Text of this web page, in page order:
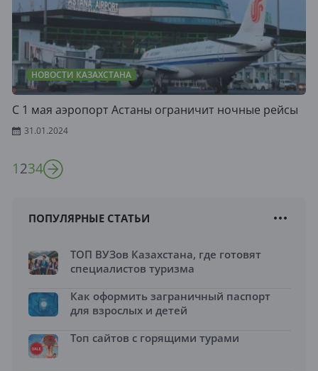
НОВОСТИ КАЗАХСТАНА
С 1 мая аэропорт Астаны ограничит ночные рейсы
31.01.2024
1234
ПОПУЛЯРНЫЕ СТАТЬИ
ТОП ВУЗов Казахстана, где готовят
специалистов туризма
Как оформить заграничный паспорт
для взрослых и детей
Топ сайтов с горящими турами